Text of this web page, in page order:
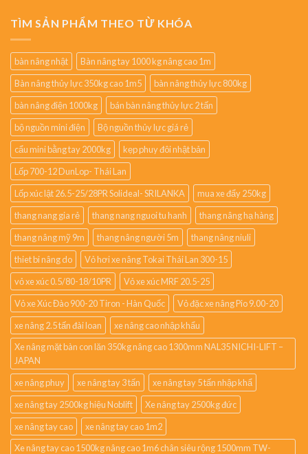
TÌM SẢN PHẨM THEO TỪ KHÓA
bàn nâng nhật
Bàn nâng tay 1000 kg nâng cao 1m
Bàn nâng thủy lực 350kg cao 1m5
bàn nâng thủy lực 800kg
bàn nâng điện 1000kg
bán bàn nâng thủy lực 2 tấn
bộ nguồn mini điện
Bộ nguồn thủy lực giá rẻ
cẩu mini bằng tay 2000kg
kẹp phuy đôi nhật bản
Lốp 700-12 DunLop- Thái Lan
Lốp xúc lật 26.5-25/28PR Solideal- SRILANKA
mua xe đẩy 250kg
thang nang gia rẻ
thang nang nguoi tu hanh
thang nâng hạ hàng
thang nâng mỹ 9m
thang nâng người 5m
thang nâng niuli
thiet bi nâng do
Vỏ hơi xe nâng Tokai Thái Lan 300-15
vỏ xe xúc 0.5/80-18/10PR
Vỏ xe xúc MRF 20.5-25
Vỏ xe Xúc Đào 900-20 Tiron - Hàn Quốc
Vỏ đặc xe nâng Pio 9.00-20
xe nâng 2.5 tấn đài loan
xe nâng cao nhập khẩu
Xe nâng mặt bàn con lăn 350kg nâng cao 1300mm NAL35 NICHI-LIFT –
JAPAN
xe nâng phuy
xe nâng tay 3 tấn
xe nâng tay 5 tấn nhập khẩ
xe nâng tay 2500kg hiệu Noblift
Xe nâng tay 2500kg đức
xe nâng tay cao
xe nâng tay cao 1m2
Xe nâng tay cao 1500kg nâng cao 1m6 chân siêu rộng 1500mm TW-